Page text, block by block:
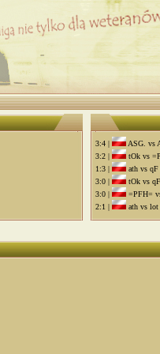
3:4 |
ASG. vs
3:2 |
tOk vs
1:3 |
ath vs qF
3:0 |
tOk vs qF
3:0 |
=PFH=
2:1 |
ath vs lot